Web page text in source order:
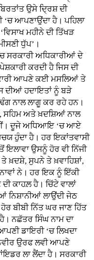
ਉਸੇ ਦ੍ਰਿਸ਼ ਦੀ
ਆਪਣਾਉਂਦਾ ਹੈ। ਪਹਿਲਾ
ਮਹੀਨੇ ਦੀ ਤਿੱਖੜ
ਧੁੱਪ’।
ਸਰਕਾਰੀ ਅਧਿਕਾਰੀਆਂ ਦੇ
ਕਰਦੀ ਹੈ ਜਿਸ ਦੀ
ਆਪਣੇ ਕਈ ਮਸਲਿਆਂ ਤੇ
ਦੀਆਂ ਹਦਾਇਤਾਂ ਨੂੰ ਬੜੇ
ਨਾਲ ਲਾਗੂ ਕਰ ਰਹੇ ਹਨ।
ਅਤੇ ਖ਼ਦਸ਼ਿਆਂ ਨਾਲ
ਦੂਜੇ ਅਧਿਆਇ ‘ਚ ਆਏ
ਹੁੰਦਾ ਹੈ। ਹਰ ਇਕਾਂਤਵਾਸੀ
ਇਲਾਵਾ ਉਸਨੂੰ ਹੋਰ ਵੀ ਨਿੱਜੀ
ਖ਼ਦਸ਼ੇ, ਸੁਪਨੇ ਤੇ ਖ਼ਵਾਹਿਸ਼ਾਂ,
ਨੇ। ਹਰ ਇਕ ਨੂੰ ਇੱਕੀ
ਕਾਹਲ਼ ਹੈ। ਚਿੱਟੇ ਵਾਲਾਂ
ਨਿਸ਼ਾਨੀਆਂ ਲਾਉਂਦੀ ਜੇਠ
ਬੀਬੀ ਨਿੱਤ ਘਰ ਜਾਣ ਹਿੱਤ
ਹੈ। ਨਛੱਤਰ ਸਿੰਘ ਨਾਮ ਦਾ
ਡਾਇਰੀ ‘ਚ ਲਿਖਦਾ
ਉਰਫ ਲਵੀ ਆਪਣੇ
ਲਾ ਲੈਂਦਾ ਹੈ। ਸਰਕਾਰੀ